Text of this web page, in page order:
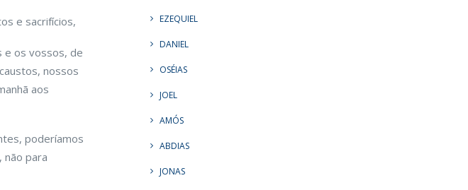
e sacrifícios,
e os vossos, de
nossos
aos
poderíamos
não para
EZEQUIEL
DANIEL
OSÉIAS
JOEL
AMÓS
ABDIAS
JONAS